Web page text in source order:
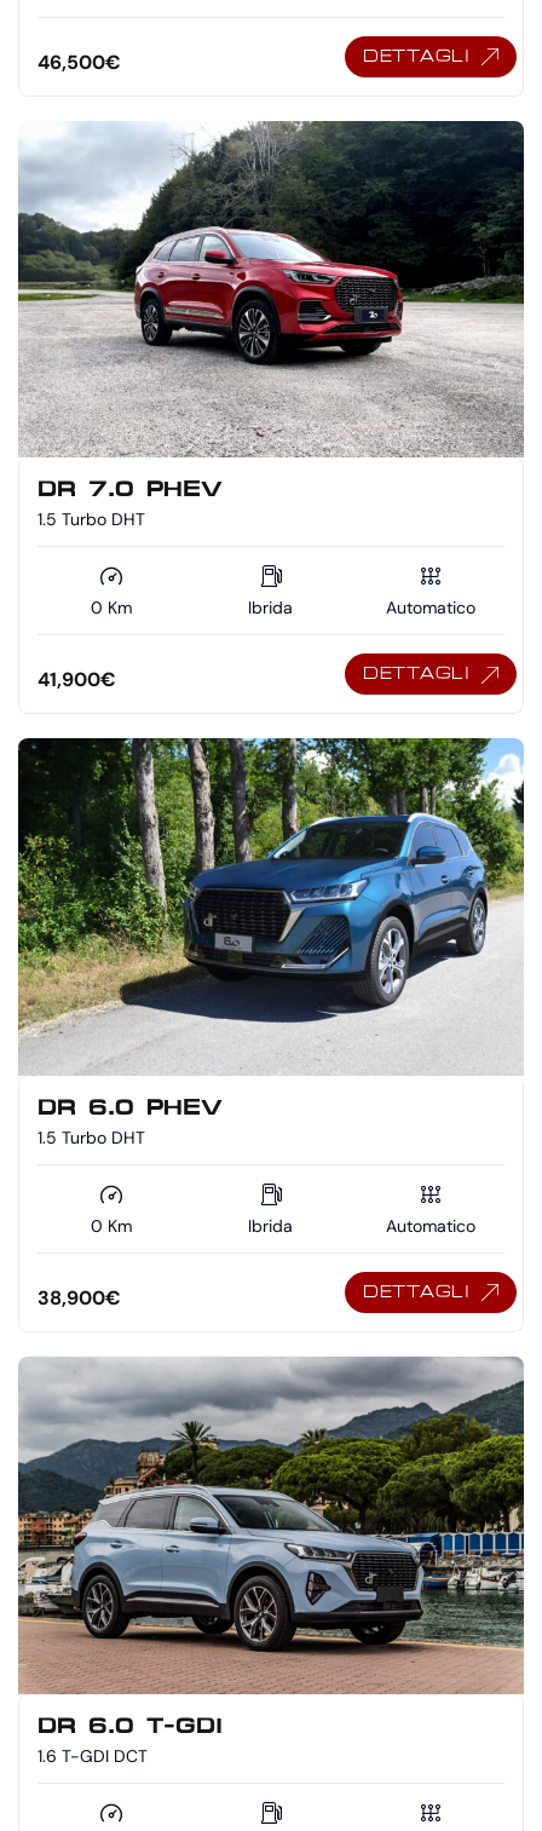
46,500€ DETTAGLI
DR 7.0 PHEV
1.5 Turbo DHT
0 Km Ibrida Automatico
41,900€ DETTAGLI
DR 6.0 PHEV
1.5 Turbo DHT
0 Km Ibrida Automatico
38,900€ DETTAGLI
DR 6.0 T-GDI
1.6 T-GDI DCT